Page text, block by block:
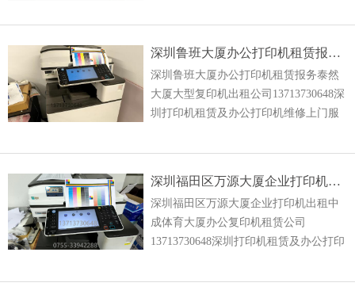
印机租赁、彩色复印机租赁、理光打印
深圳鲁班大厦办公打印机租赁报务泰然大厦大型复印机出租公司
深圳鲁班大厦办公打印机租赁报务泰然
大厦大型复印机出租公司13713730648深
圳打印机租赁及办公打印机维修上门服
色复印机租赁、理光打印机租赁、多功
深圳福田区万源大厦企业打印机出租中成体育大厦办公复印机租赁公司
深圳福田区万源大厦企业打印机出租中
成体育大厦办公复印机租赁公司
13713730648深圳打印机租赁及办公打印
印机租赁、彩色复印机租赁、理光打印